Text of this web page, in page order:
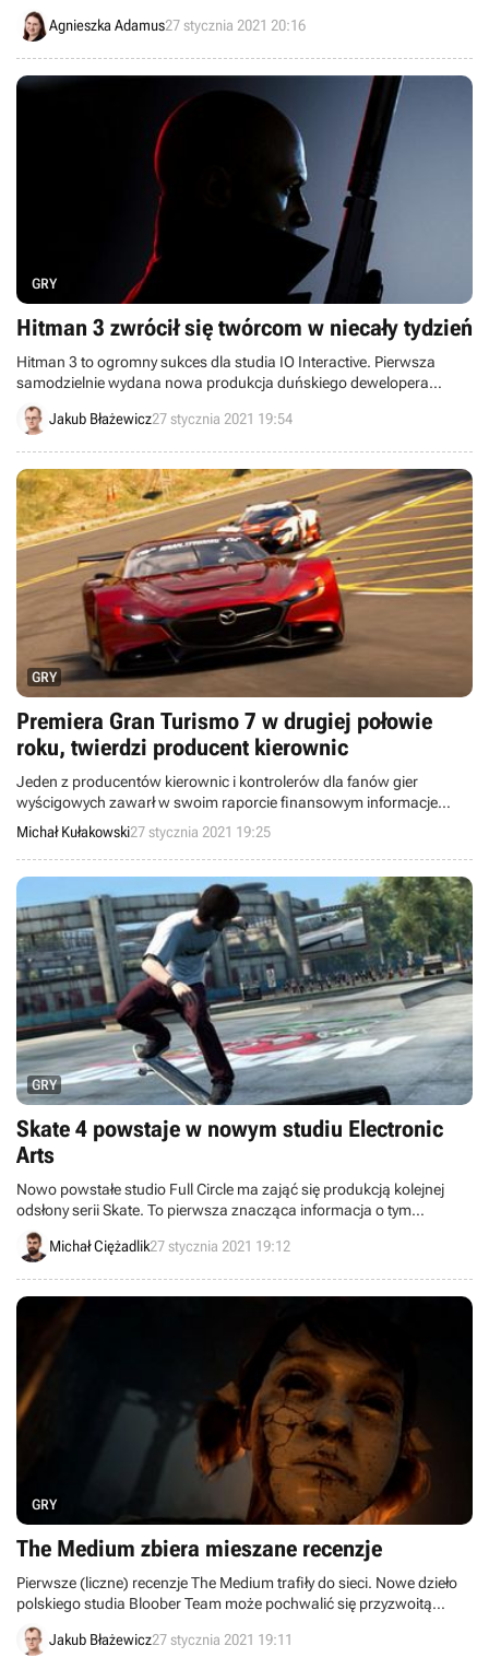
Edition i Destruction AllStars.
Agnieszka Adamus27 stycznia 2021 20:16
GRY
Hitman 3 zwrócił się twórcom w niecały tydzień
Hitman 3 to ogromny sukces dla studia IO Interactive. Pierwsza
samodzielnie wydana nowa produkcja duńskiego dewelopera
potrzebowała mniej niż tygodnia, by zwróciła twórcom koszty
produkcji.
Jakub Błażewicz27 stycznia 2021 19:54
GRY
Premiera Gran Turismo 7 w drugiej połowie
roku, twierdzi producent kierownic
Jeden z producentów kierownic i kontrolerów dla fanów gier
wyścigowych zawarł w swoim raporcie finansowym informacje
wskazujące na to, że Gran Turismo 7 zadebiutuje w drugiej połowie
tego roku na PlayStation 5.
Michał Kułakowski27 stycznia 2021 19:25
GRY
Skate 4 powstaje w nowym studiu Electronic
Arts
Nowo powstałe studio Full Circle ma zająć się produkcją kolejnej
odsłony serii Skate. To pierwsza znacząca informacja o tym
projekcie od czasu ogłoszenia go podczas konferencji EA Play Live w
zeszłym roku.
Michał Ciężadlik27 stycznia 2021 19:12
GRY
The Medium zbiera mieszane recenzje
Pierwsze (liczne) recenzje The Medium trafiły do sieci. Nowe dzieło
polskiego studia Bloober Team może pochwalić się przyzwoitą
średnią ocen, ale nie da się ukryć, że gra podzieliła recenzentów.
Jakub Błażewicz27 stycznia 2021 19:11